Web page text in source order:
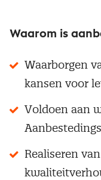
Waarom is
Waarborgen
kansen voor
Voldoen aan
Realiseren